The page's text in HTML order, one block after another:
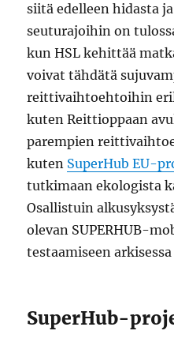
siitä edelleen hidasta
seuturajoihin on
kun HSL kehittää
voivat tähdätä
reittivaihtoehtoihin
kuten Reittioppaan
parempien
kuten SuperHub EU-
tutkimaan ekologista
Osallistuin
olevan SUPERHUB-
testaamiseen
SuperHub-